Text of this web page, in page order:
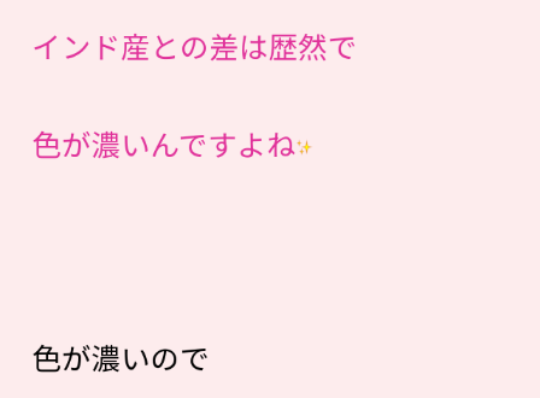
インド産との差は歴然で
色が濃いんですよね
色が濃いので